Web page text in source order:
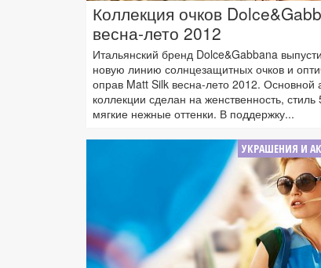
Коллекция очков
весна-лето 2012
Итальянский бренд Dolce&Gabbana
новую линию солнцезащитных очков и
оправ Matt Silk весна-лето 2012. Основной
коллекции сделан на женственность, стиль
мягкие нежные оттенки. В поддержку...
УКРАШЕНИЯ И